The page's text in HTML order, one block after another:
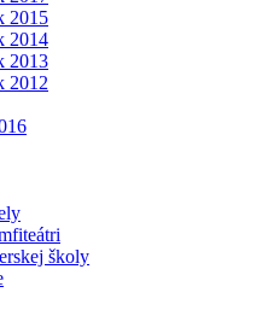
2015
2014
2013
2012
školy